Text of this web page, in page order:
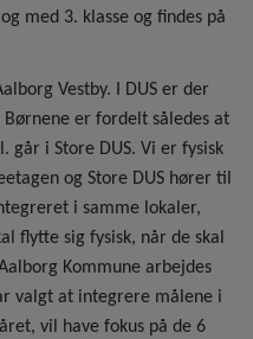
med 3. klasse og findes på
Vestby. I DUS er der
er fordelt således at
går i Store DUS. Vi er fysisk
og Store DUS hører til
i samme lokaler,
flytte sig fysisk, når de skal
Kommune arbejdes
valgt at integrere målene i
vil have fokus på de 6